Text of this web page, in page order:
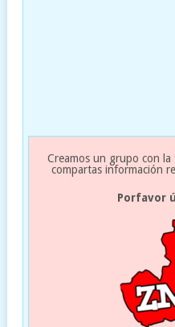
Creamos un grupo con
compartas información
Porfavor